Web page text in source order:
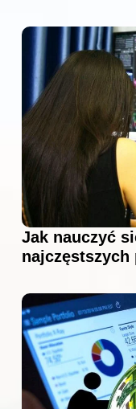
Jak nauczyć
najczęstszych